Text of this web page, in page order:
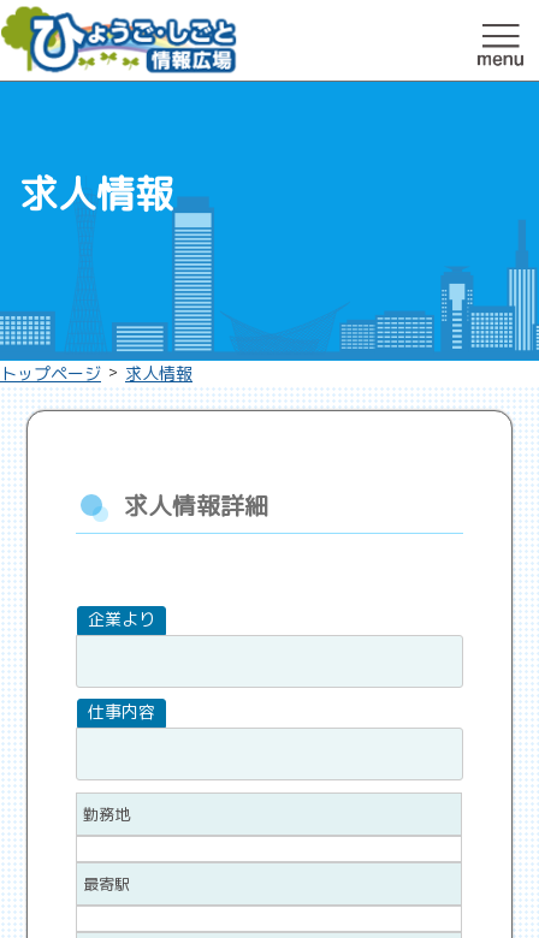
求人情報
トップページ > 求人情報
求人情報詳細
勤務地
最寄駅